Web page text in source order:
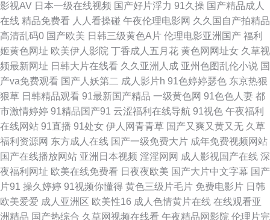
道本 熟女后入 亚洲欧美日韩久久 91欧美色图久草 国产日韩精品欧美 老司机
亚洲 日韩无码磁力 91探花黄色视频 欧美色色资源站 91嫩草国产精品 国产色
资源 青娱乐论坛91 91av狼友 TS人妖专区 国产91色 久久爆乳 欧性怡红院 超
碰青青操 欧亚av 深夜激情在线观看 www成人电影 男人天堂天天操 三级片
AV的天堂 伊人成人影片 亚洲成人网站在线 狠狠淫97超碰 91蜜桃播 韩日VA
丝袜网站 91草碰 av天堂男人站 国产ts性爱露出 欧美色图1在线 天天干精品
视频 51豆花每日更新 Av噜噜福利导航 欧美女生穴 91超碰在线长腿 韩国做
影视AV 日本一级在线视频 国产好片浮力 91久操 国产精品成人
在线 精品免费看 人人看操碰 午夜伦理电影网 久久国自产拍精品
高清乱码0 国产欧美 日韩三级黄色A片 伦理电影亚洲国产 福利
姬黄色网址 欧美伊人影院 丁香成人五月花 黄色网网址女 久草视
频最新网址 日韩大片在线看 久久亚洲人成 亚州色图乱伦小说 国
产va免费观看 国产人妖第二 成人影片h 91色婷婷瑟色 东京热狠
狠草 日韩精品观看 91最新国产精品 一级黄色网 91色色人妻 都
市激情婷婷 91精品国产91 云涩福利在线导航 91视色 午夜福利
在线网站 91直播 91处女 伊人网青青草 国产又爽又黄又无 久草
福利资源网 东方成人在线 国产一级免费大片 成年免费视频网站
国产在线播放网站 亚洲日本视频 淫淫网网 成人影视国产在线 深
夜福利网址 欧美在线免费看 日夜夜欧美 国产大片中文字幕 国产
片91 操久婷婷 91视频你懂得 黄色三级片毛片 免费电影片 日韩
欧美爱爱 成人亚洲区 欧美性16 成人色情黄片在线 在线观看亚
洲精品 国产热综合 久草网视频在线看 午夜精品网影院 伦理片完